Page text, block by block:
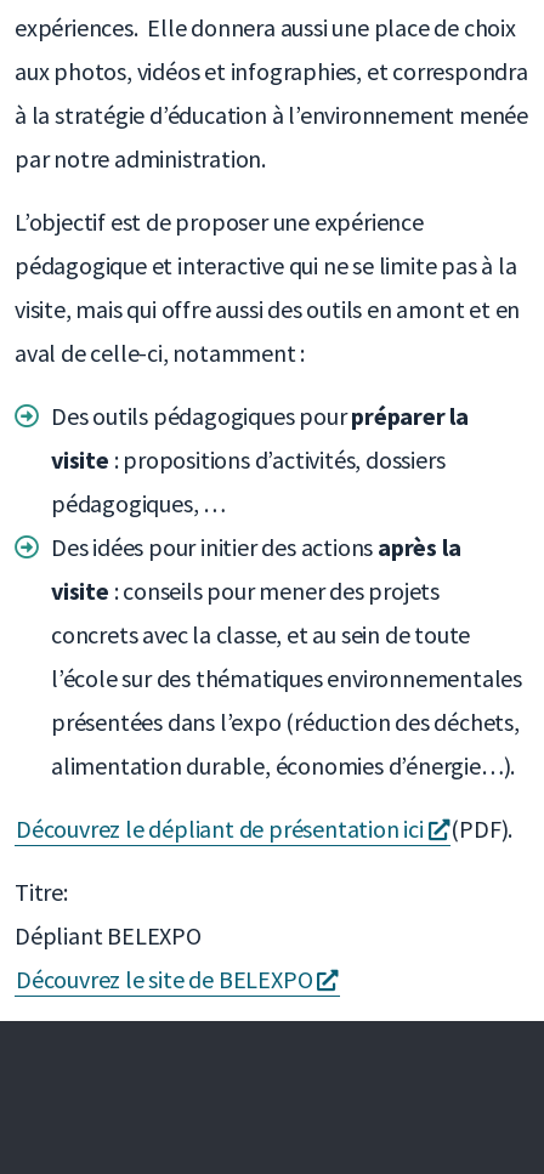
expériences. Elle donnera aussi une place de choix
aux photos, vidéos et infographies, et correspondra
à la stratégie d’éducation à l’environnement menée
par notre administration.
L’objectif est de proposer une expérience
pédagogique et interactive qui ne se limite pas à la
visite, mais qui offre aussi des outils en amont et en
aval de celle-ci, notamment :
Des outils pédagogiques pourpréparer la
visite : propositions d’activités, dossiers
pédagogiques, …
Des idées pour initier des actions après la
visite : conseils pour mener des projets
concrets avec la classe, et au sein de toute
l’école sur des thématiques environnementales
présentées dans l’expo (réduction des déchets,
alimentation durable, économies d’énergie…).
Découvrez le dépliant de présentation ici
s'ouvre
(PDF).
Titre:
Dépliant BELEXPO
Découvrez le site de BELEXPO
s'ouvre
dans